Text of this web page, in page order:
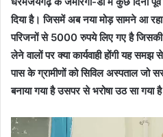
दिया है। जिसमें अब नया मोड़ सामने आ
परिजनों से 5000 रुपये लिए गए है जिसकी
लेने वालों पर क्या कार्यवाही होंगी यह
पास के ग्रामीणों को सिविल अस्पताल जो
बनाया गया है उसपर से भरोषा उठ सा गया